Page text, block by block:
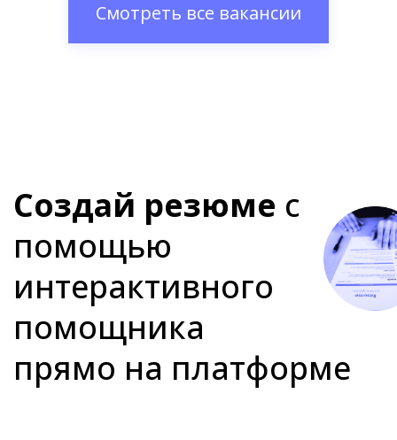
Смотреть все вакансии
Создай резюме с
помощью
интерактивного
помощника
прямо на платформе